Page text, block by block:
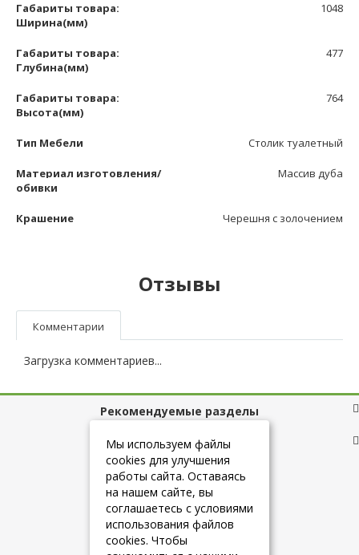
Габариты товара:
Ширина(мм)
1048
Габариты товара:
Глубина(мм)
477
Габариты товара:
Высота(мм)
764
Тип Мебели Столик туалетный
Материал изготовления/
обивки
Массив дуба
Крашение Черешня с золочением
Отзывы
Комментарии
Загрузка комментариев...
Рекомендуемые разделы
Полезные ссылки
+7 (925) 084-10-60
Мы используем файлы
cookies для улучшения
работы сайта. Оставаясь
на нашем сайте, вы
соглашаетесь с условиями
использования файлов
cookies. Чтобы